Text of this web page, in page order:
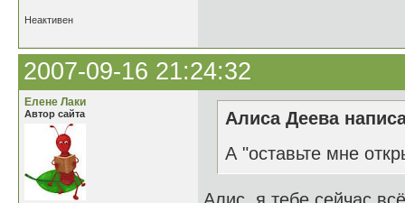
Неактивен
2007-09-16 21:24:32
Елене Лаки
Автор сайта
Алиса Деева
А "оставьте мне